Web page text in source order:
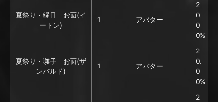
夏祭り・縁日 お面(イ
ートン)
1 アバター
2
0.
0
0%
夏祭り・囃子 お面(ザ
ンバルド)
1 アバター
2
0.
0
0%
2